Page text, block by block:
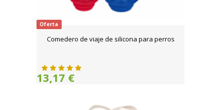
Oferta
Comedero de viaje de silicona para perros
13,17 €